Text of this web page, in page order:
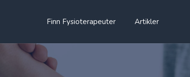
Finn Fysioterapeuter Artikler